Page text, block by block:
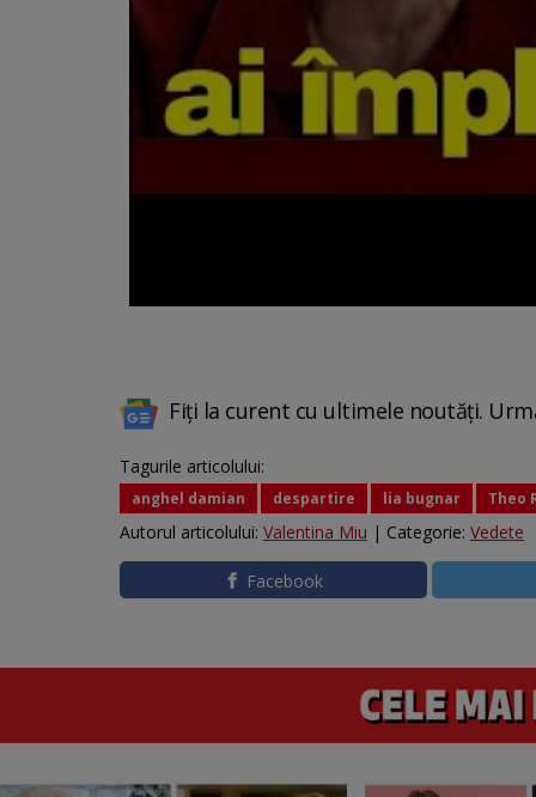
Fiți la curent cu ultimele noutăți.
Tagurile articolului:
anghel damian despartire lia bugnar Theo
Autorul articolului: Valentina Miu | Categorie: Vedete
Facebook